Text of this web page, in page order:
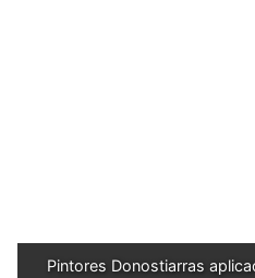
Pintores Donostiarras